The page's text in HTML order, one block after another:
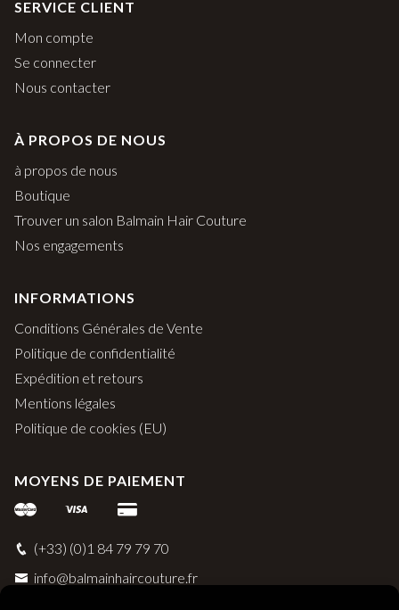
SERVICE CLIENT
Mon compte
Se connecter
Nous contacter
À PROPOS DE NOUS
à propos de nous
Boutique
Trouver un salon Balmain Hair Couture
Nos engagements
INFORMATIONS
Conditions Générales de Vente
Politique de confidentialité
Expédition et retours
Mentions légales
Politique de cookies (EU)
MOYENS DE PAIEMENT
(+33) (0)1 84 79 79 70
info@balmainhaircouture.fr